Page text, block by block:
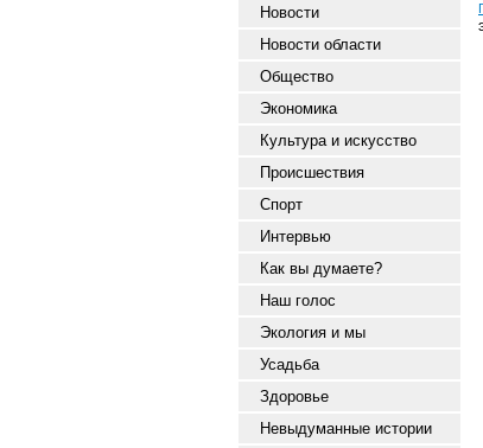
Новости
Новости области
Общество
Экономика
Культура и искусство
Происшествия
Спорт
Интервью
Как вы думаете?
Наш голос
Экология и мы
Усадьба
Здоровье
Невыдуманные истории